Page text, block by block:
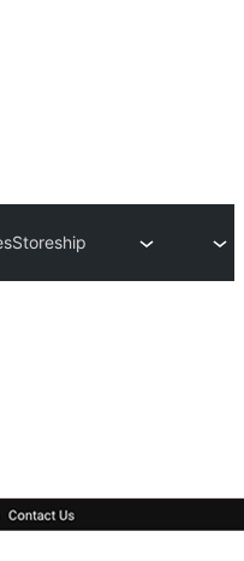
Storeship